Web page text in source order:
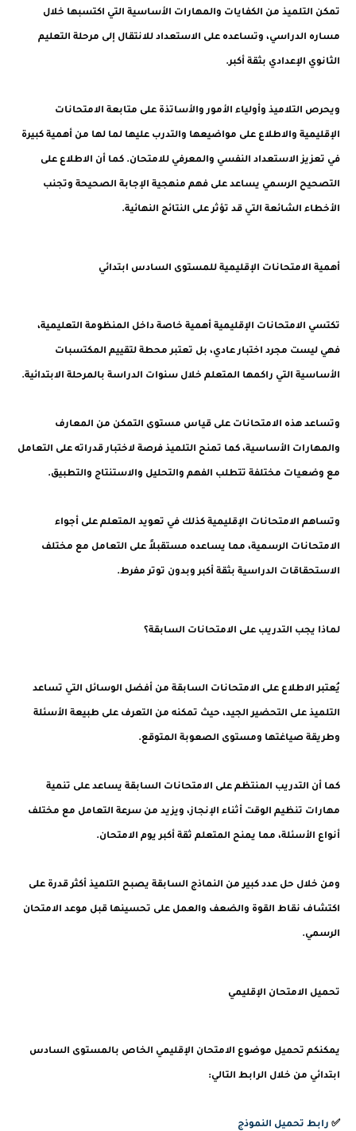
تمكن التلميذ من الكفايات والمهارات الأساسية التي اكتسبها خلال
مساره الدراسي، وتساعده على الاستعداد للانتقال إلى مرحلة التعليم
الثانوي الإعدادي بثقة أكبر.
ويحرص التلاميذ وأولياء الأمور والأساتذة على متابعة الامتحانات
الإقليمية والاطلاع على مواضيعها والتدرب عليها لما لها من أهمية كبيرة
في تعزيز الاستعداد النفسي والمعرفي للامتحان. كما أن الاطلاع على
التصحيح الرسمي يساعد على فهم منهجية الإجابة الصحيحة وتجنب
الأخطاء الشائعة التي قد تؤثر على النتائج النهائية.
أهمية الامتحانات الإقليمية للمستوى السادس ابتدائي
تكتسي الامتحانات الإقليمية أهمية خاصة داخل المنظومة التعليمية،
فهي ليست مجرد اختبار عادي، بل تعتبر محطة لتقييم المكتسبات
الأساسية التي راكمها المتعلم خلال سنوات الدراسة بالمرحلة الابتدائية.
وتساعد هذه الامتحانات على قياس مستوى التمكن من المعارف
والمهارات الأساسية، كما تمنح التلميذ فرصة لاختبار قدراته على التعامل
مع وضعيات مختلفة تتطلب الفهم والتحليل والاستنتاج والتطبيق.
وتساهم الامتحانات الإقليمية كذلك في تعويد المتعلم على أجواء
الامتحانات الرسمية، مما يساعده مستقبلاً على التعامل مع مختلف
الاستحقاقات الدراسية بثقة أكبر وبدون توتر مفرط.
لماذا يجب التدريب على الامتحانات السابقة؟
يُعتبر الاطلاع على الامتحانات السابقة من أفضل الوسائل التي تساعد
التلميذ على التحضير الجيد، حيث تمكنه من التعرف على طبيعة الأسئلة
وطريقة صياغتها ومستوى الصعوبة المتوقع.
كما أن التدريب المنتظم على الامتحانات السابقة يساعد على تنمية
مهارات تنظيم الوقت أثناء الإنجاز، ويزيد من سرعة التعامل مع مختلف
أنواع الأسئلة، مما يمنح المتعلم ثقة أكبر يوم الامتحان.
ومن خلال حل عدد كبير من النماذج السابقة يصبح التلميذ أكثر قدرة على
اكتشاف نقاط القوة والضعف والعمل على تحسينها قبل موعد الامتحان
الرسمي.
تحميل الامتحان الإقليمي
يمكنكم تحميل موضوع الامتحان الإقليمي الخاص بالمستوى السادس
ابتدائي من خلال الرابط التالي:
✅ رابط تحميل النموذج